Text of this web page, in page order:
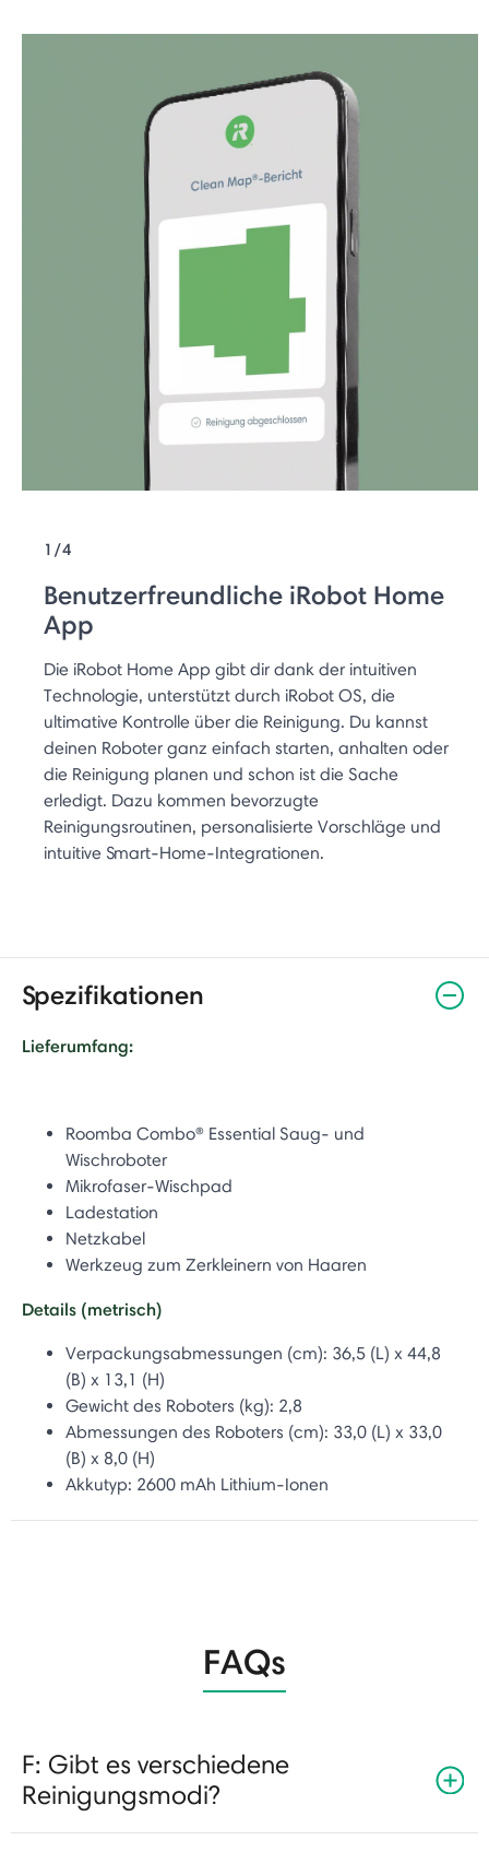
1/4
Benutzerfreundliche iRobot Home
App
Die iRobot Home App gibt dir dank der intuitiven
Technologie, unterstützt durch iRobot OS, die
ultimative Kontrolle über die Reinigung. Du kannst
deinen Roboter ganz einfach starten, anhalten oder
die Reinigung planen und schon ist die Sache
erledigt. Dazu kommen bevorzugte
Reinigungsroutinen, personalisierte Vorschläge und
intuitive Smart-Home-Integrationen.
Spezifikationen
Lieferumfang:
Roomba Combo® Essential Saug- und
Wischroboter
Mikrofaser-Wischpad
Ladestation
Netzkabel
Werkzeug zum Zerkleinern von Haaren
Details (metrisch)
Verpackungsabmessungen (cm): 36,5 (L) x 44,8
(B) x 13,1 (H)
Gewicht des Roboters (kg): 2,8
Abmessungen des Roboters (cm): 33,0 (L) x 33,0
(B) x 8,0 (H)
Akkutyp: 2600 mAh Lithium-Ionen
FAQs
F: Gibt es verschiedene
Reinigungsmodi?